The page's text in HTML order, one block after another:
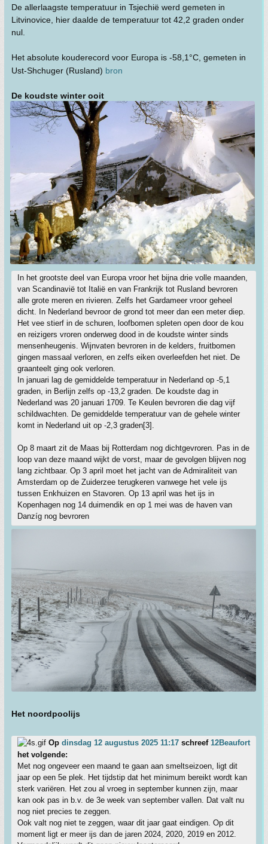
De allerlaagste temperatuur in Tsjechië werd gemeten in
Litvinovice, hier daalde de temperatuur tot 42,2 graden onder
nul.
Het absolute kouderecord voor Europa is -58,1°C, gemeten in
Ust-Shchuger (Rusland) bron
De koudste winter ooit
In het grootste deel van Europa vroor het bijna drie volle maanden,
van Scandinavië tot Italië en van Frankrijk tot Rusland bevroren
alle grote meren en rivieren. Zelfs het Gardameer vroor geheel
dicht. In Nederland bevroor de grond tot meer dan een meter diep.
Het vee stierf in de schuren, loofbomen spleten open door de kou
en reizigers vroren onderweg dood in de koudste winter sinds
mensenheugenis. Wijnvaten bevroren in de kelders, fruitbomen
gingen massaal verloren, en zelfs eiken overleefden het niet. De
graanteelt ging ook verloren.
In januari lag de gemiddelde temperatuur in Nederland op -5,1
graden, in Berlijn zelfs op -13,2 graden. De koudste dag in
Nederland was 20 januari 1709. Te Keulen bevroren die dag vijf
schildwachten. De gemiddelde temperatuur van de gehele winter
komt in Nederland uit op -2,3 graden[3].
Op 8 maart zit de Maas bij Rotterdam nog dichtgevroren. Pas in de
loop van deze maand wijkt de vorst, maar de gevolgen blijven nog
lang zichtbaar. Op 3 april moet het jacht van de Admiraliteit van
Amsterdam op de Zuiderzee terugkeren vanwege het vele ijs
tussen Enkhuizen en Stavoren. Op 13 april was het ijs in
Kopenhagen nog 14 duimendik en op 1 mei was de haven van
Danzíg nog bevroren
Het noordpoolijs
Op dinsdag 12 augustus 2025 11:17 schreef 12Beaufort
het volgende:
Met nog ongeveer een maand te gaan aan smeltseizoen, ligt dit
jaar op een 5e plek. Het tijdstip dat het minimum bereikt wordt kan
sterk variëren. Het zou al vroeg in september kunnen zijn, maar
kan ook pas in b.v. de 3e week van september vallen. Dat valt nu
nog niet precies te zeggen.
Ook valt nog niet te zeggen, waar dit jaar gaat eindigen. Op dit
moment ligt er meer ijs dan de jaren 2024, 2020, 2019 en 2012.